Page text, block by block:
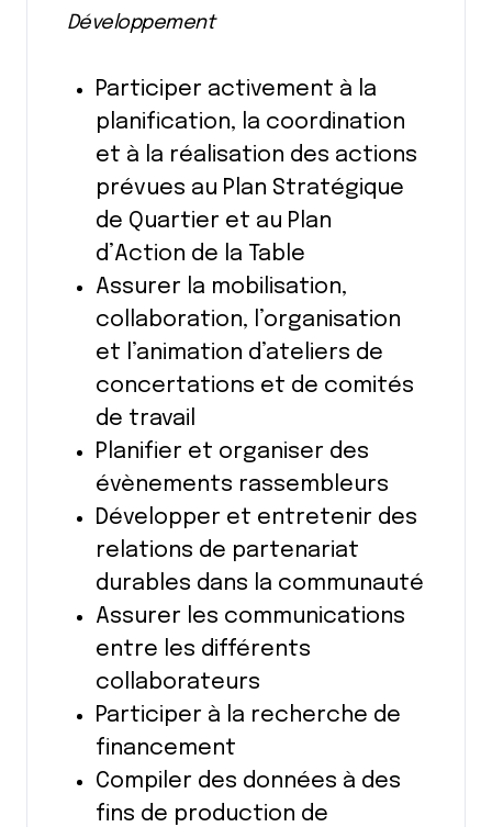
Développement
Participer activement à la
planification, la coordination
et à la réalisation des actions
prévues au Plan Stratégique
de Quartier et au Plan
d’Action de la Table
Assurer la mobilisation,
collaboration, l’organisation
et l’animation d’ateliers de
concertations et de comités
de travail
Planifier et organiser des
évènements rassembleurs
Développer et entretenir des
relations de partenariat
durables dans la communauté
Assurer les communications
entre les différents
collaborateurs
Participer à la recherche de
financement
Compiler des données à des
fins de production de